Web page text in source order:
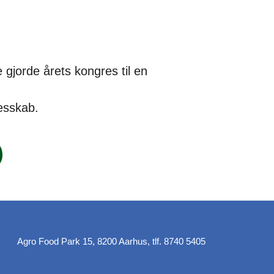
årets kongres til en
Agro Food Park 15, 8200 Aarhus, tlf. 8740 5405